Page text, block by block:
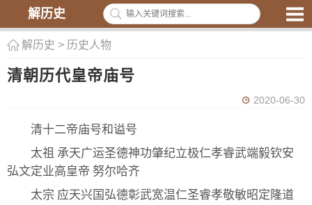
解历史
解历史 > 历史人物
清朝历代皇帝庙号
2020-06-30
清十二帝庙号和谥号
太祖 承天广运圣德神功肇纪立极仁孝睿武端毅钦安
弘文定业高皇帝 努尔哈齐
太宗 应天兴国弘德彰武宽温仁圣睿孝敬敏昭定隆道